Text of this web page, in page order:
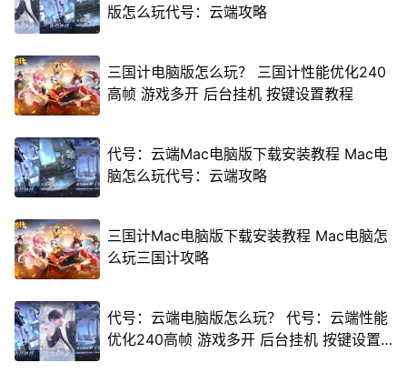
版怎么玩代号：云端攻略
三国计电脑版怎么玩？ 三国计性能优化240
高帧 游戏多开 后台挂机 按键设置教程
代号：云端Mac电脑版下载安装教程 Mac电
脑怎么玩代号：云端攻略
三国计Mac电脑版下载安装教程 Mac电脑怎
么玩三国计攻略
代号：云端电脑版怎么玩？ 代号：云端性能
优化240高帧 游戏多开 后台挂机 按键设置